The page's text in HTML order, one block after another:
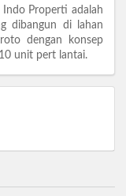
Indo Properti adalah
dibangun di lahan
dengan konsep
unit pert lantai.